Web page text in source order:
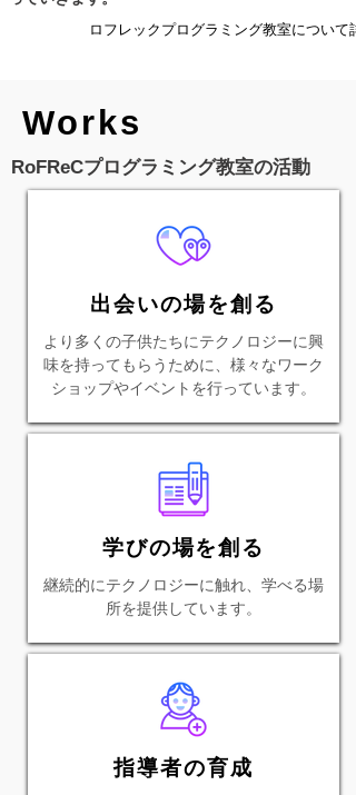
ロフレックプログラミング教室につい
Works
RoFReCプログラミング教室の活動
出会いの場を創る
より多くの子供たちにテクノロジーに興
味を持ってもらうために、様々なワーク
ショップやイベントを行っています。
学びの場を創る
継続的にテクノロジーに触れ、学べる場
所を提供しています。
指導者の育成